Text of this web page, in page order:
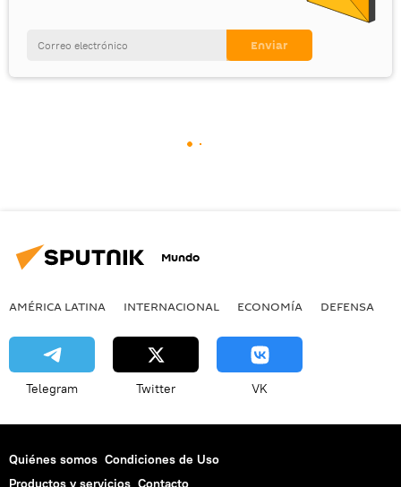
Mundo
AMÉRICA LATINA INTERNACIONAL ECONOMÍA DEFENSA
Telegram Twitter VK
Quiénes somos Condiciones de Uso